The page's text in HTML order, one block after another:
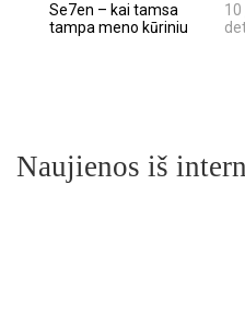
Se7en – kai tamsa
tampa meno kūriniu
Naujienos iš